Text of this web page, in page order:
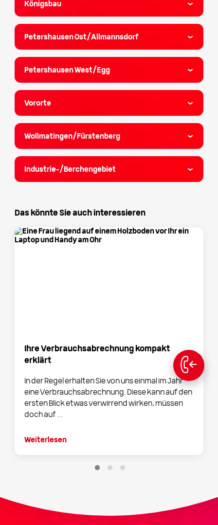
Königsbau
Petershausen Ost/Allmannsdorf
Petershausen West/Egg
Vororte
Wollmatingen/Fürstenberg
Industrie-/Berchengebiet
Das könnte Sie auch interessieren
Ihre Verbrauchsabrechnung kompakt
erklärt
In der Regel erhalten Sie von uns einmal im Jahr
eine Verbrauchsabrechnung. Diese kann auf den
ersten Blick etwas verwirrend wirken, müssen
doch auf ...
Weiterlesen